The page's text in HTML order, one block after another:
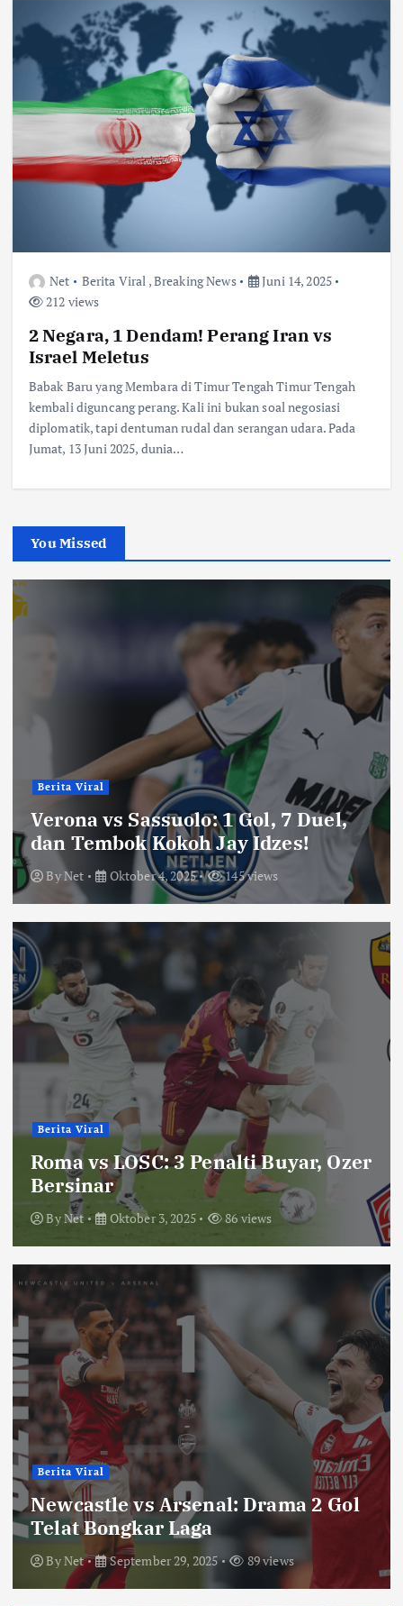
Net Berita Viral ,Breaking News
Juni 14, 2025
212 views
2 Negara, 1 Dendam! Perang Iran vs
Israel Meletus
Babak Baru yang Membara di Timur Tengah Timur Tengah
kembali diguncang perang. Kali ini bukan soal negosiasi
diplomatik, tapi dentuman rudal dan serangan udara. Pada
Jumat, 13 Juni 2025, dunia…
You Missed
Berita Viral
Verona vs Sassuolo: 1 Gol, 7 Duel,
dan Tembok Kokoh Jay Idzes!
ByNet Oktober 4, 2025 145 views
Berita Viral
Roma vs LOSC: 3 Penalti Buyar, Ozer
Bersinar
ByNet Oktober 3, 2025 86 views
Berita Viral
Newcastle vs Arsenal: Drama 2 Gol
Telat Bongkar Laga
ByNet September 29, 2025 89 views